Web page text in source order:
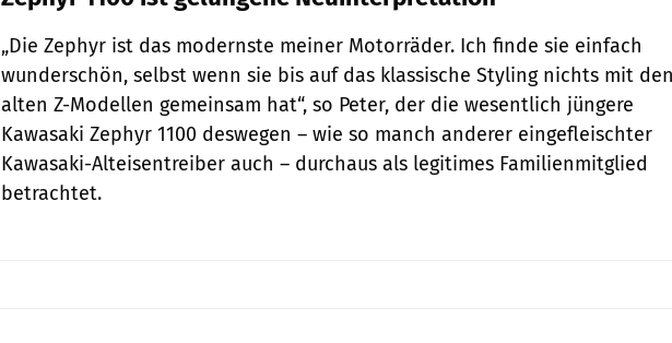
„Die Zephyr ist das modernste meiner Motorräder. Ich finde sie einfach
wunderschön, selbst wenn sie bis auf das klassische Styling nichts mit
alten Z-Modellen gemeinsam hat“, so Peter, der die wesentlich jüngere
Kawasaki Zephyr 1100 deswegen – wie so manch anderer eingefleischter
Kawasaki-Alteisentreiber auch – durchaus als legitimes Familienmitglied
betrachtet.